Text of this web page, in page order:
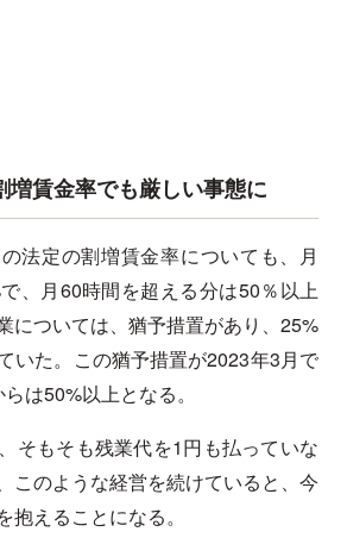
増賃金率でも厳しい事態に
法定の割増賃金率についても、月
、月60時間を超える分は50％以上
については、猶予措置があり、25%
いた。この猶予措置が2023年3月で
は50%以上となる。
そもそも残業代を1円も払っていな
このような経営を続けていると、今
えることになる。